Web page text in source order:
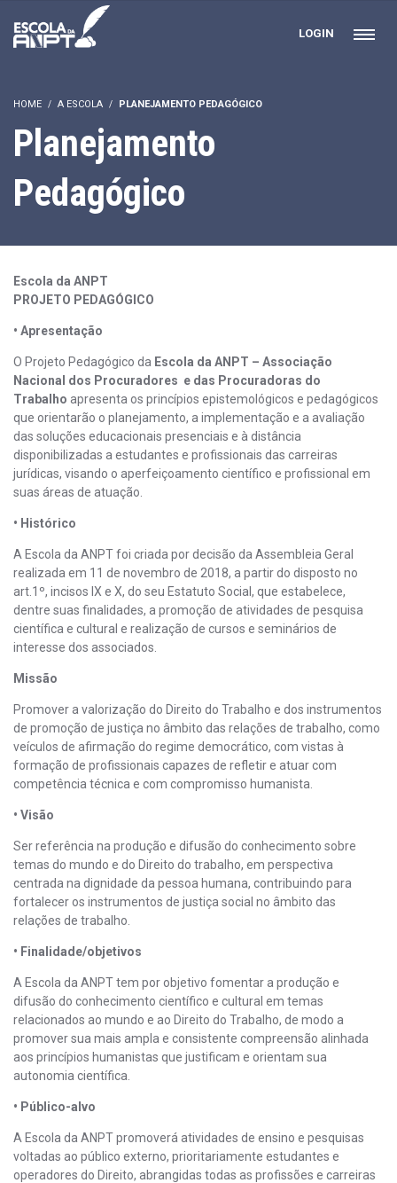
LOGIN
HOME A ESCOLA PLANEJAMENTO PEDAGÓGICO
Planejamento
Pedagógico
Escola da ANPT
PROJETO PEDAGÓGICO
• Apresentação
O Projeto Pedagógico da Escola da ANPT – Associação
Nacional dos Procuradores e das Procuradoras do
Trabalho apresenta os princípios epistemológicos e pedagógicos
que orientarão o planejamento, a implementação e a avaliação
das soluções educacionais presenciais e à distância
disponibilizadas a estudantes e profissionais das carreiras
jurídicas, visando o aperfeiçoamento científico e profissional em
suas áreas de atuação.
• Histórico
A Escola da ANPT foi criada por decisão da Assembleia Geral
realizada em 11 de novembro de 2018, a partir do disposto no
art.1º, incisos IX e X, do seu Estatuto Social, que estabelece,
dentre suas finalidades, a promoção de atividades de pesquisa
científica e cultural e realização de cursos e seminários de
interesse dos associados.
Missão
Promover a valorização do Direito do Trabalho e dos instrumentos
de promoção de justiça no âmbito das relações de trabalho, como
veículos de afirmação do regime democrático, com vistas à
formação de profissionais capazes de refletir e atuar com
competência técnica e com compromisso humanista.
• Visão
Ser referência na produção e difusão do conhecimento sobre
temas do mundo e do Direito do trabalho, em perspectiva
centrada na dignidade da pessoa humana, contribuindo para
fortalecer os instrumentos de justiça social no âmbito das
relações de trabalho.
• Finalidade/objetivos
A Escola da ANPT tem por objetivo fomentar a produção e
difusão do conhecimento científico e cultural em temas
relacionados ao mundo e ao Direito do Trabalho, de modo a
promover sua mais ampla e consistente compreensão alinhada
aos princípios humanistas que justificam e orientam sua
autonomia científica.
• Público-alvo
A Escola da ANPT promoverá atividades de ensino e pesquisas
voltadas ao público externo, prioritariamente estudantes e
operadores do Direito, abrangidas todas as profissões e carreiras